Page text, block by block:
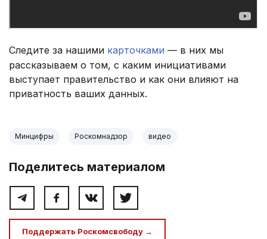
Следите за нашими карточками — в них мы
рассказываем о том, с каким инициативами
выступает правительство и как они влияют на
приватность ваших данных.
Минцифры Роскомнадзор видео
Поделитесь материалом
Поддержать Роскомсвободу →